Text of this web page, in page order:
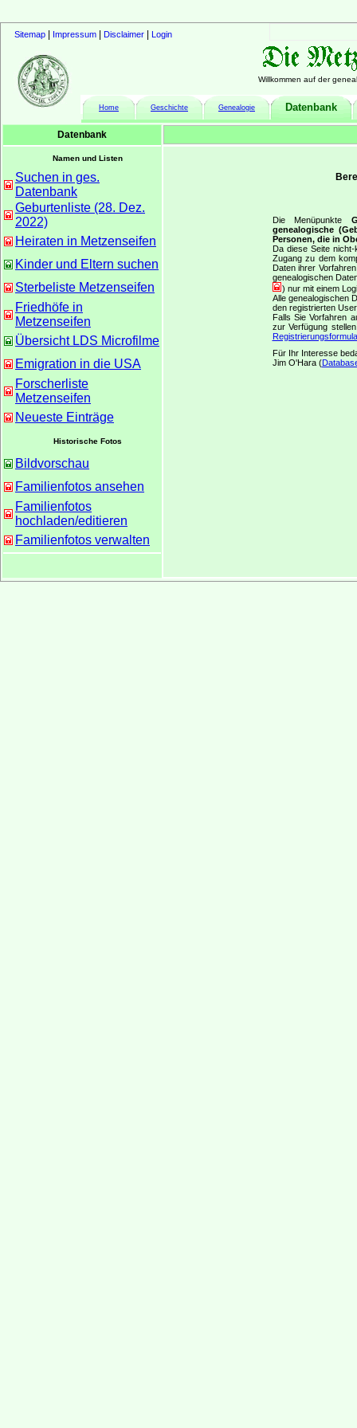
Sitemap Impressum Disclaimer Login
Willkommen auf der
Home Geschichte Genealogie Datenbank
Datenbank
Namen und Listen
Suchen in ges.
Datenbank
Geburtenliste (28. Dez.
2022)
Heiraten in Metzenseifen
Kinder und Eltern suchen
Sterbeliste Metzenseifen
Friedhöfe in
Metzenseifen
Übersicht LDS Microfilme
Emigration in die USA
Forscherliste
Metzenseifen
Neueste Einträge
Historische Fotos
Bildvorschau
Familienfotos ansehen
Familienfotos
hochladen/editieren
Familienfotos verwalten
Die Menüpunkte
genealogische
Personen, die in
Da diese Seite
Zugang zu dem
Daten ihrer
genealogischen
) nur mit einem
Alle genealogischen
den registrierten
Falls Sie Vorfahren
zur Verfügung
Für Ihr Interesse
Jim O'Hara (